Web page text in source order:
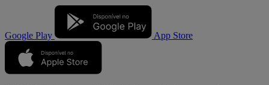
Google Play App Store